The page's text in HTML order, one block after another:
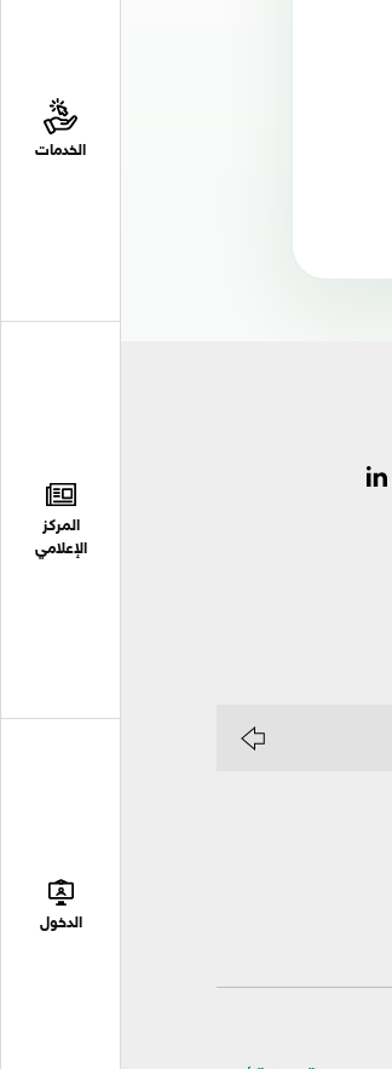
الخدمات
المركز
الإعلامي
الدخول